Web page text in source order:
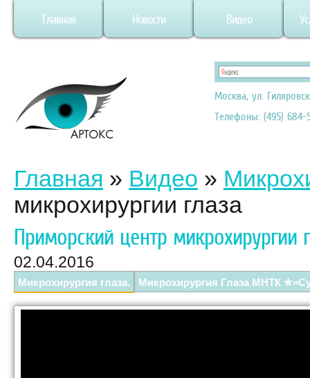
Главная Новости Видео
Москва, ул.
Телефоны: (495) 684-
Главная » Видео »
микрохирургии глаза
Приморский центр микрохирургии
02.04.2016
Микрохирургия глаза.